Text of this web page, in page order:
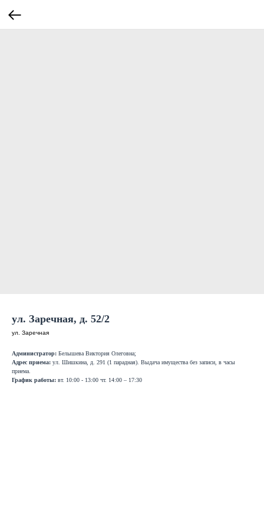
ул. Заречная, д. 52/2
ул. Заречная
Администратор: Белышева Виктория Олеговна;
Адрес приема: ул. Шишкина, д. 291 (1 парадная). Выдача имущества без записи, в часы
приема.
График работы: вт. 10:00 - 13:00 чт. 14:00 – 17:30